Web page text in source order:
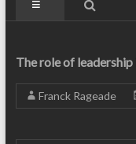
The role of
Franck Rageade